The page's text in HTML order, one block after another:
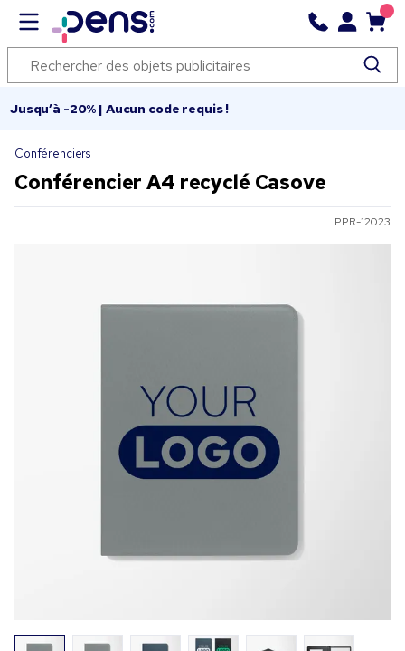
Jusqu’à -20% | Aucun code requis !
Conférenciers
Conférencier A4 recyclé Casove
PPR-12023